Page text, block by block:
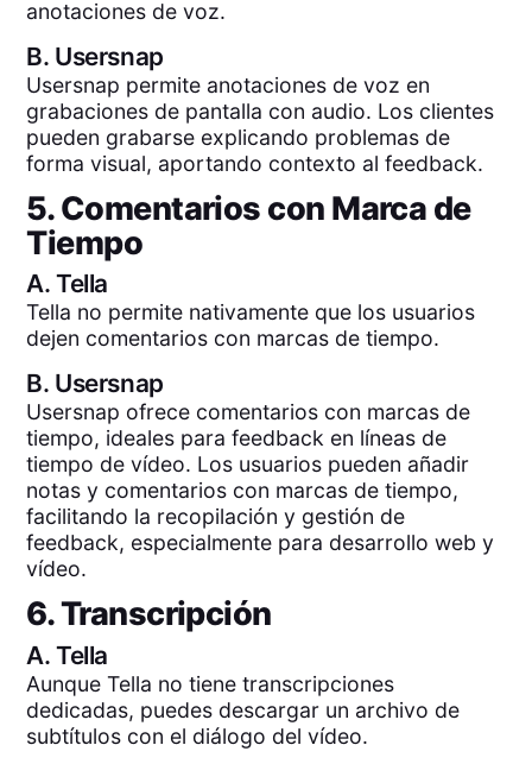
anotaciones de voz.
B. Usersnap
Usersnap permite anotaciones de voz en
grabaciones de pantalla con audio. Los clientes
pueden grabarse explicando problemas de
forma visual, aportando contexto al feedback.
5. Comentarios con Marca de
Tiempo
A.Tella
Tella no permite nativamente que los usuarios
dejen comentarios con marcas de tiempo.
B. Usersnap
Usersnap ofrece comentarios con marcas de
tiempo, ideales para feedback en líneas de
tiempo de vídeo. Los usuarios pueden añadir
notas y comentarios con marcas de tiempo,
facilitando la recopilación y gestión de
feedback, especialmente para desarrollo web y
vídeo.
6. Transcripción
A.Tella
Aunque Tella no tiene transcripciones
dedicadas, puedes descargar un archivo de
subtítulos con el diálogo del vídeo.